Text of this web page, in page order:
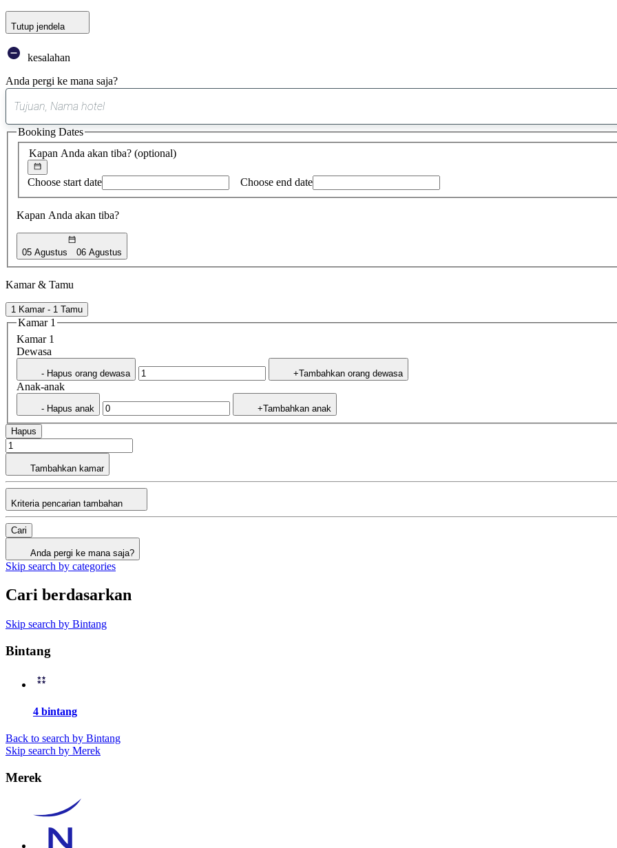
Tutup jendela
kesalahan
Anda pergi ke mana saja?
saran
ditemukan
Kapan Anda akan tiba? (optional)
Choose start date Choose end date
Kapan Anda akan tiba?
05 Agustus 06 Agustus
Booking Dates
Kamar & Tamu
1 Kamar - 1 Tamu
Kamar 1
Kamar 1
Dewasa
- Hapus orang dewasa +Tambahkan orang dewasa
Anak-anak
- Hapus anak +Tambahkan anak
Hapus
Tambahkan kamar
Kriteria pencarian tambahan
Cari
Anda pergi ke mana saja?
Skip search by categories
Cari berdasarkan
Skip search by Bintang
Bintang
4 bintang
Back to search by Bintang
Skip search by Merek
Merek